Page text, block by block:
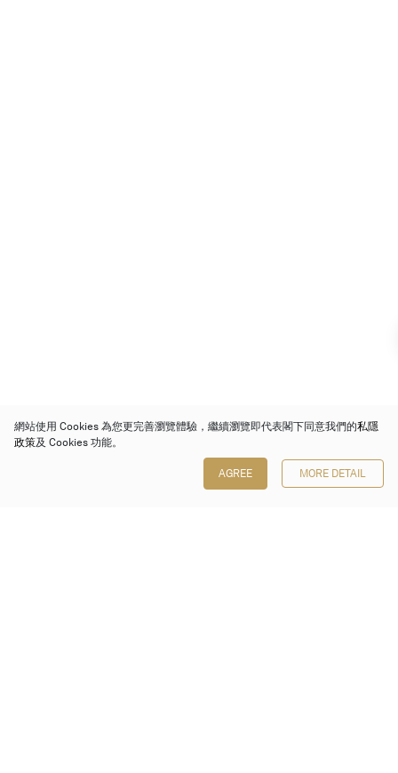
網站使用 Cookies 為您更完善瀏覽體驗，繼續瀏覽即代表閣下同意我們的私隱
政策及 Cookies 功能。
AGREE MORE DETAIL